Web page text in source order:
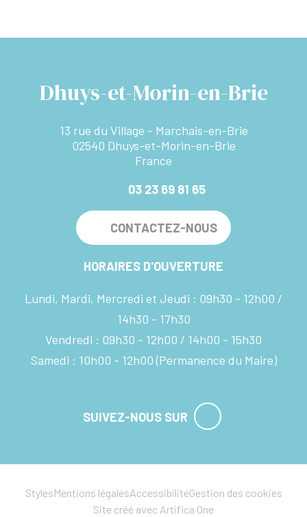
Dhuys-et-Morin-en-Brie
13 rue du Village - Marchais-en-Brie
02540 Dhuys-et-Morin-en-Brie
France
03 23 69 81 65
CONTACTEZ-NOUS
HORAIRES D'OUVERTURE
Lundi, Mardi, Mercredi et Jeudi : 09h30 - 12h00
14h30 - 17h30
Vendredi : 09h30 - 12h00
14h00 - 15h30
Samedi : 10h00 - 12h00 (Permanence du Maire)
SUIVEZ-NOUS SUR
StylesMentions légalesAccessibilitéGestion des cookies
Site créé avec Artifica One